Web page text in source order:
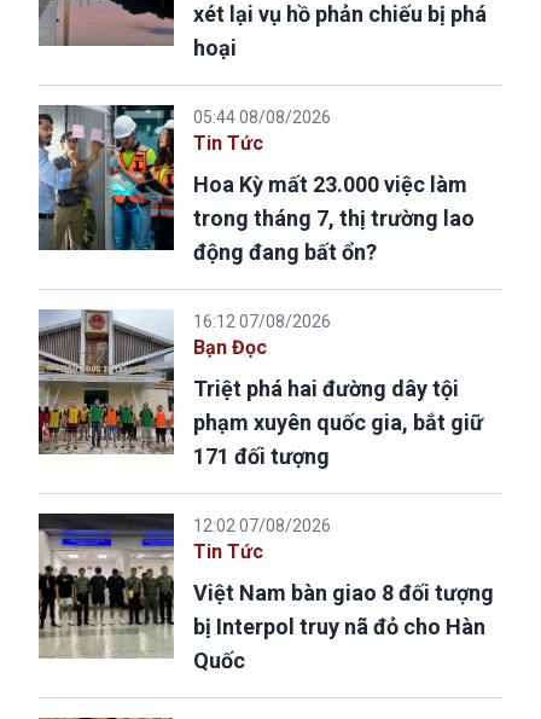
xét lại vụ hồ phản chiếu bị phá
hoại
05:44 08/08/2026
Tin Tức
Hoa Kỳ mất 23.000 việc làm
trong tháng 7, thị trường lao
động đang bất ổn?
16:12 07/08/2026
Bạn Đọc
Triệt phá hai đường dây tội
phạm xuyên quốc gia, bắt giữ
171 đối tượng
12:02 07/08/2026
Tin Tức
Việt Nam bàn giao 8 đối tượng
bị Interpol truy nã đỏ cho Hàn
Quốc